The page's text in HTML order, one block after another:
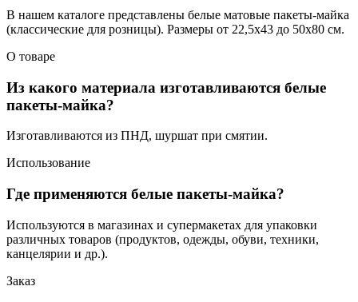
В нашем каталоге представлены белые матовые пакеты-майка
(классические для розницы). Размеры от 22,5x43 до 50х80 см.
О товаре
Из какого материала изготавливаются белые
пакеты-майка?
Изготавливаются из ПНД, шуршат при смятии.
Использование
Где применяются белые пакеты-майка?
Используются в магазинах и супермакетах для упаковки
различных товаров (продуктов, одежды, обуви, техники,
канцелярии и др.).
Заказ